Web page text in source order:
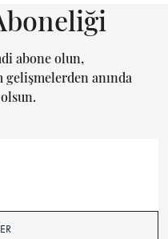
abone olun,
anında